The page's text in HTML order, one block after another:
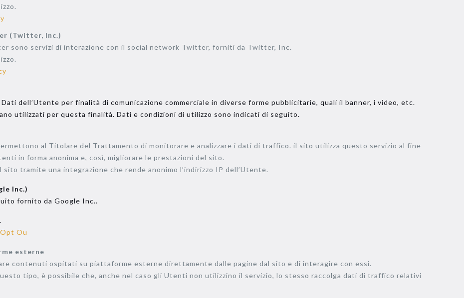
(Twitter, Inc.)
sono servizi di interazione con il social network Twitter, forniti da Twitter, Inc.
dell’Utente per finalità di comunicazione commerciale in diverse forme pubblicitarie, quali il banner, i video, etc.
utilizzati per questa finalità. Dati e condizioni di utilizzo sono indicati di seguito.
al Titolare del Trattamento di monitorare e analizzare i dati di traffico. il sito utilizza questo servizio al fine
in forma anonima e, così, migliorare le prestazioni del sito.
tramite una integrazione che rende anonimo l’indirizzo IP dell’Utente.
Inc.)
fornito da Google Inc..
Opt Ou
esterne
contenuti ospitati su piattaforme esterne direttamente dalle pagine dal sito e di interagire con essi.
tipo, è possibile che, anche nel caso gli Utenti non utilizzino il servizio, lo stesso raccolga dati di traffico relativi